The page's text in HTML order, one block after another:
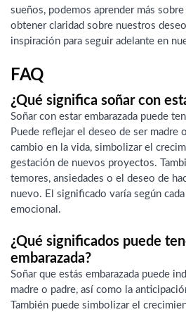
sueños, podemos aprender más
obtener claridad sobre nuestros
inspiración para seguir adelante en
FAQ
¿Qué significa soñar con
Soñar con estar embarazada puede
Puede reflejar el deseo de ser madre
cambio en la vida, simbolizar el
gestación de nuevos proyectos.
temores, ansiedades o el deseo de
nuevo. El significado varía según
emocional.
¿Qué significados puede
embarazada?
Soñar que estás embarazada puede
madre o padre, así como la
También puede simbolizar el